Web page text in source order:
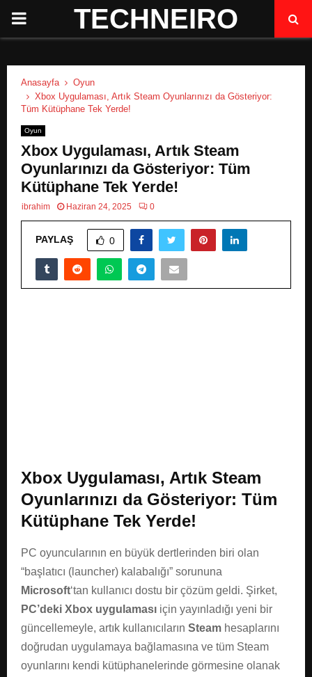
P
M
A
R
TECHNEIRO
Anasayfa
Oyun
Xbox Uygulaması, Artık Steam Oyunlarınızı da Gösteriyor:
Tüm Kütüphane Tek Yerde!
Oyun
Xbox Uygulaması, Artık Steam
Oyunlarınızı da Gösteriyor: Tüm
Kütüphane Tek Yerde!
ibrahim Haziran 24, 2025 0
PAYLAŞ 0
Xbox Uygulaması, Artık Steam
Oyunlarınızı da Gösteriyor: Tüm
Kütüphane Tek Yerde!
PC oyuncularının en büyük dertlerinden biri olan
“başlatıcı (launcher) kalabalığı” sorununa
Microsoft‘tan kullanıcı dostu bir çözüm geldi. Şirket,
PC’deki Xbox uygulaması için yayınladığı yeni bir
güncellemeyle, artık kullanıcıların Steam hesaplarını
doğrudan uygulamaya bağlamasına ve tüm Steam
oyunlarını kendi kütüphanelerinde görmesine olanak